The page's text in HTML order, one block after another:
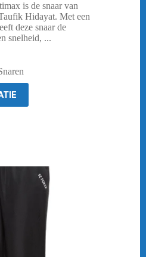
is de snaar van
Hidayat. Met een
deze snaar de
snelheid, ...